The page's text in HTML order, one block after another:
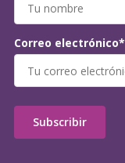
Correo electrónico*
Subscribir